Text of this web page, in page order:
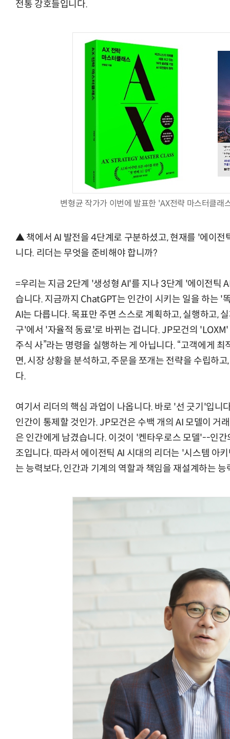
전통 강호들입니다.
변형균 작가가 이번에 발표한 'AX전략 마스터클
▲ 책에서 AI 발전을 4단계로 구분하셨고, 현재를 '에이전
니다. 리더는 무엇을 준비해야 합니까?
=우리는 지금 2단계 '생성형 AI'를 지나 3단계 '에이전틱
습니다. 지금까지 ChatGPT는 인간이 시키는 일을 하는 '
AI는 다릅니다. 목표만 주면 스스로 계획하고, 실행하고,
구'에서 '자율적 동료'로 바뀌는 겁니다. JP모건의
주식 사”라는 명령을 실행하는 게 아닙니다. “고객에게
면, 시장 상황을 분석하고, 주문을 쪼개는 전략을 수립하
다.
여기서 리더의 핵심 과업이 나옵니다. 바로 '선 긋기'입니
인간이 통제할 것인가. JP모건은 수백 개의 AI 모델이 거
은 인간에게 남겼습니다. 이것이 '켄타우로스 모델'--인
조입니다. 따라서 에이전틱 AI 시대의 리더는 '시스템 아
는 능력보다, 인간과 기계의 역할과 책임을 재설계하는